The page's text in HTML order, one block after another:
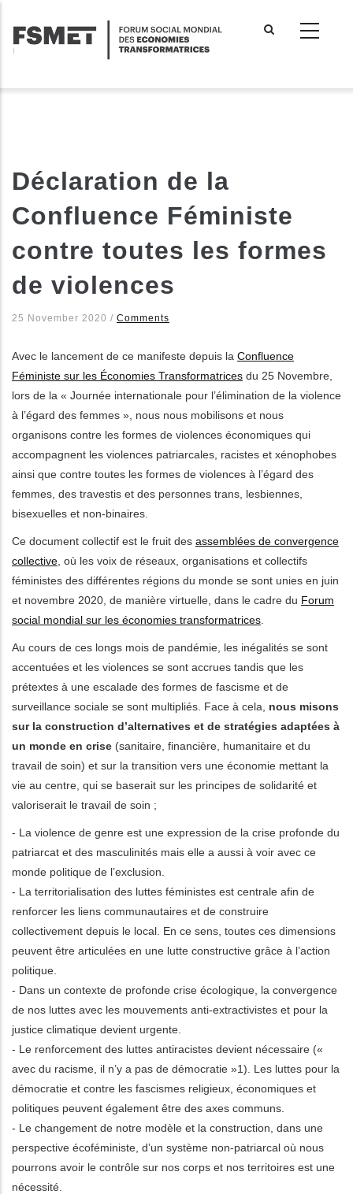
contenu
actions supplémentaires
Déclaration de la
Confluence Féministe
contre toutes les formes
de violences
25 November 2020 / Comments
Avec le lancement de ce manifeste depuis la Confluence
Féministe sur les Économies Transformatrices du 25 Novembre,
lors de la « Journée internationale pour l’élimination de la violence
à l’égard des femmes », nous nous mobilisons et nous
organisons contre les formes de violences économiques qui
accompagnent les violences patriarcales, racistes et xénophobes
ainsi que contre toutes les formes de violences à l’égard des
femmes, des travestis et des personnes trans, lesbiennes,
bisexuelles et non-binaires.
Ce document collectif est le fruit des assemblées de convergence
collective , où les voix de réseaux, organisations et collectifs
féministes des différentes régions du monde se sont unies en juin
et novembre 2020, de manière virtuelle, dans le cadre du Forum
social mondial sur les économies transformatrices
Au cours de ces longs mois de pandémie, les inégalités se sont
accentuées et les violences se sont accrues tandis que les
prétextes à une escalade des formes de fascisme et de
surveillance sociale se sont multipliés. Face à cela, nous misons
sur la construction d’alternatives et de stratégies adaptées à
un monde en crise (sanitaire, financière, humanitaire et du
travail de soin) et sur la transition vers une économie mettant la
vie au centre, qui se baserait sur les principes de solidarité et
valoriserait le travail de soin ;
- La violence de genre est une expression de la crise profonde du
patriarcat et des masculinités mais elle a aussi à voir avec ce
monde politique de l’exclusion.
- La territorialisation des luttes féministes est centrale afin de
renforcer les liens communautaires et de construire
collectivement depuis le local. En ce sens, toutes ces dimensions
peuvent être articulées en une lutte constructive grâce à l’action
politique.
- Dans un contexte de profonde crise écologique, la convergence
de nos luttes avec les mouvements anti-extractivistes et pour la
justice climatique devient urgente.
- Le renforcement des luttes antiracistes devient nécessaire («
avec du racisme, il n’y a pas de démocratie »1). Les luttes pour la
démocratie et contre les fascismes religieux, économiques et
politiques peuvent également être des axes communs.
- Le changement de notre modèle et la construction, dans une
perspective écoféministe, d’un système non-patriarcal où nous
pourrons avoir le contrôle sur nos corps et nos territoires est une
nécessité.